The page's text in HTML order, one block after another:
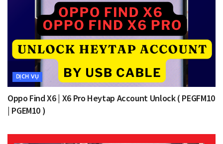
DỊCH VỤ
Oppo Find X6 | X6 Pro Heytap Account Unlock ( PEGFM10
| PGEM10 )